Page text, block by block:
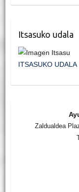
Itsasuko udala
ITSASUKO UDALA
Zaldualdea